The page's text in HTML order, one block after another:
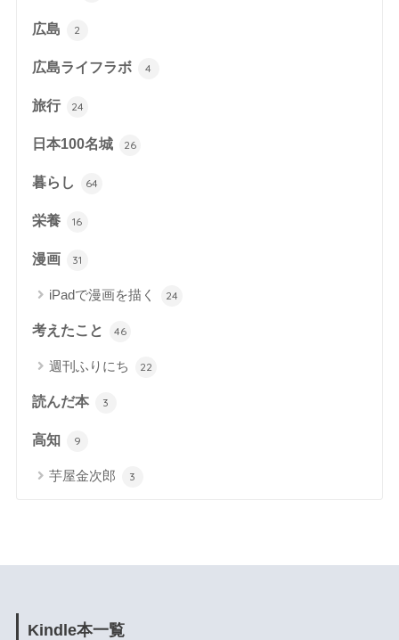
広島 2
広島ライフラボ 4
旅行 24
日本100名城 26
暮らし 64
栄養 16
漫画 31
iPadで漫画を描く 24
考えたこと 46
週刊ふりにち 22
読んだ本 3
高知 9
芋屋金次郎 3
Kindle本一覧